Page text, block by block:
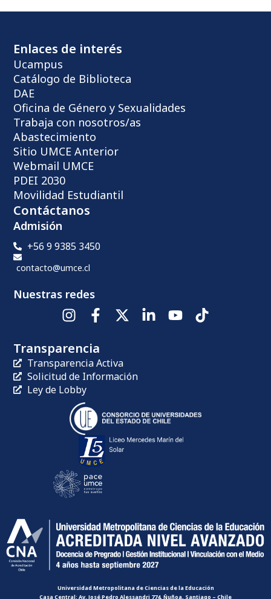
Enlaces de interés
Ucampus
Catálogo de Biblioteca
DAE
Oficina de Género y Sexualidades
Trabaja con nosotros/as
Abastecimiento
Sitio UMCE Anterior
Webmail UMCE
PDEI 2030
Movilidad Estudiantil
Contáctanos
Admisión
+56 9 9385 3450
contacto@umce.cl
Nuestras redes
Transparencia
Transparencia Activa
Solicitud de Información
Ley de Lobby
Universidad Metropolitana de Ciencias de la Educación
Casa Central: Av. José Pedro Alessandri 774, Ñuñoa, Santiago – Chile